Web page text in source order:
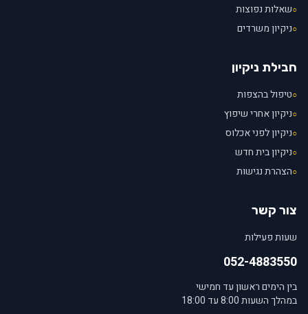
○שאלות נפוצות
○ניקיון משרדים
חבילת ניקיון
○טיפול בהצפות
○ניקיון אחרי שיפוץ
○ניקיון לפני אכלוס
○ניקיון בית חדש
○הצהרת נגישות
צור קשר
שעות פעילות
052-4883550
בין הימים ראשון עד חמישי
במהלך השעות 8:00 עד 18:00